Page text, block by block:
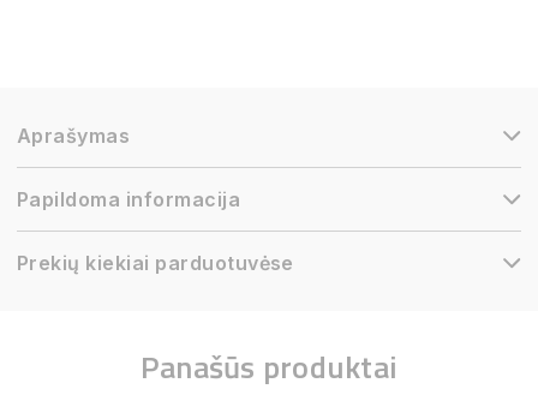
Aprašymas
Papildoma informacija
Prekių kiekiai parduotuvėse
Panašūs produktai